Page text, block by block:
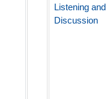
Listening and
Discussion